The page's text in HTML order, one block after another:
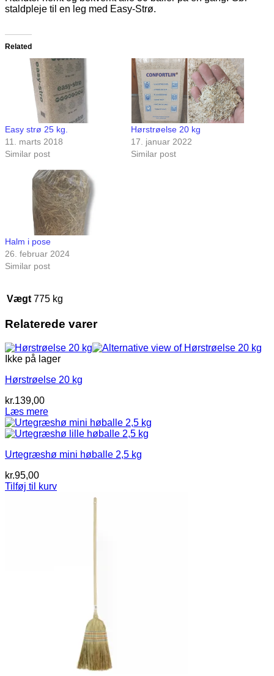
staldpleje til en leg med Easy-Strø.
Related
Easy strø 25 kg.
11. marts 2018
Similar post
Hørstrøelse 20 kg
17. januar 2022
Similar post
Halm i pose
26. februar 2024
Similar post
Vægt 775 kg
Relaterede varer
Ikke på lager
Hørstrøelse 20 kg
kr.139,00
Læs mere
Urtegræshø mini høballe 2,5 kg
kr.95,00
Tilføj til kurv